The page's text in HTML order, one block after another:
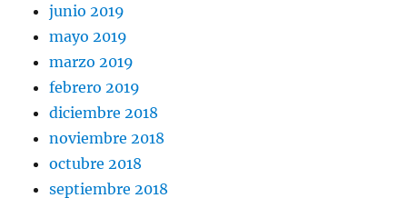
junio 2019
mayo 2019
marzo 2019
febrero 2019
diciembre 2018
noviembre 2018
octubre 2018
septiembre 2018